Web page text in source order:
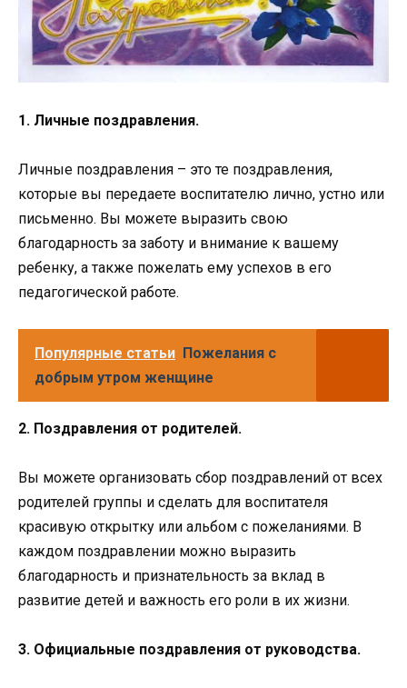
1. Личные поздравления.
Личные поздравления – это те поздравления,
которые вы передаете воспитателю лично, устно или
письменно. Вы можете выразить свою
благодарность за заботу и внимание к вашему
ребенку, а также пожелать ему успехов в его
педагогической работе.
Популярные статьи Пожелания с
добрым утром женщине
2. Поздравления от родителей.
Вы можете организовать сбор поздравлений от всех
родителей группы и сделать для воспитателя
красивую открытку или альбом с пожеланиями. В
каждом поздравлении можно выразить
благодарность и признательность за вклад в
развитие детей и важность его роли в их жизни.
3. Официальные поздравления от руководства.